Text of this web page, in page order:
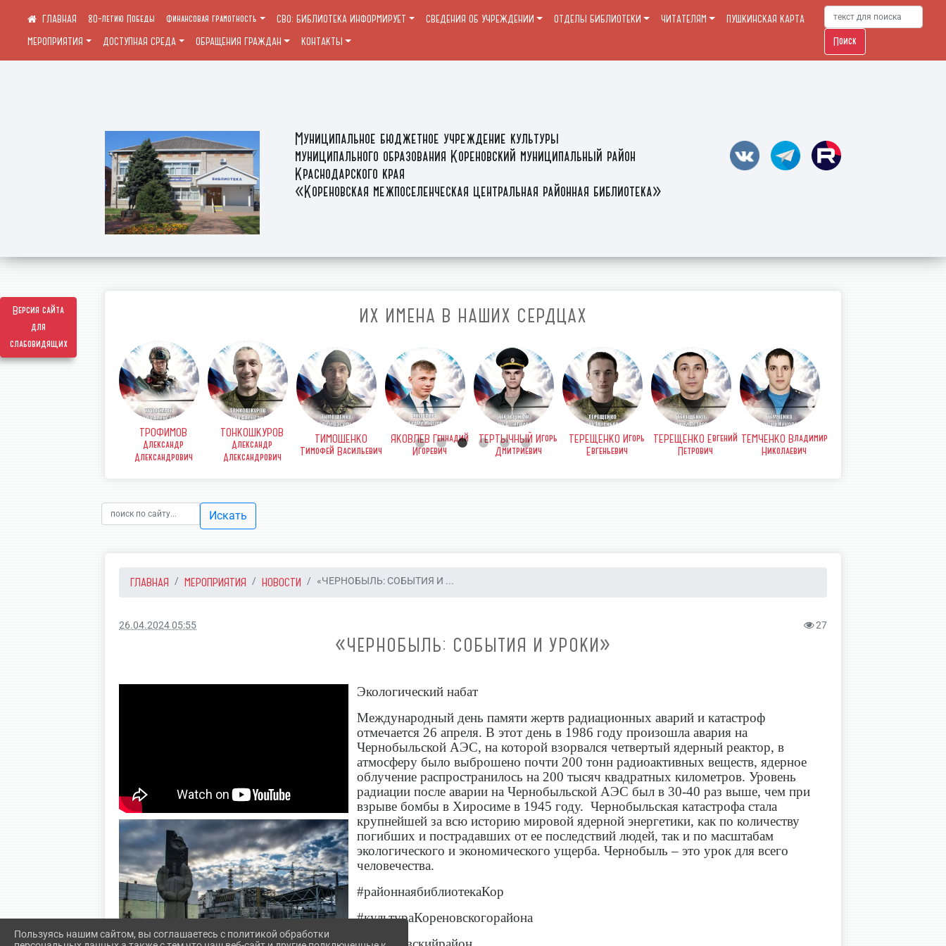
Версия сайта
для
слабовидящих
Муниципальное бюджетное учреждение культуры
муниципального образования Кореновский муниципальный район
Краснодарского края
«Кореновская межпоселенческая центральная районная библиотека»
80-летию Победы Финансовая грамотность СВО: БИБЛИОТЕКА ИНФОРМИРУЕТ СВЕДЕНИЯ ОБ УЧРЕЖДЕНИИ ОТДЕЛЫ БИБЛИОТЕКИ ЧИТАТЕЛЯМ
ПУШКИНСКАЯ КАРТА
МЕРОПРИЯТИЯ
ДОСТУПНАЯ СРЕДА ОБРАЩЕНИЯ ГРАЖДАН КОНТАКТЫ Поиск
ИХ ИМЕНА В НАШИХ СЕРДЦАХ
ТРОФИМОВ
Александр
Александрович
ТОНКОШКУРОВ
Александр
Александрович
ТИМОШЕНКО
Тимофей Васильевич
ЯКОВЛЕВ Геннадий
Игоревич
ТЕРТЫЧНЫЙ Игорь
Дмитриевич
ТЕРЕЩЕНКО Игорь
Евгеньевич
ТЕРЕЩЕНКО Евгений
Петрович
ТЕМЧЕНКО Владимир
Николаевич
Искать
ГЛАВНАЯ МЕРОПРИЯТИЯ НОВОСТИ «ЧЕРНОБЫЛЬ: СОБЫТИЯ И ...
26.04.2024 05:55 27
«ЧЕРНОБЫЛЬ: СОБЫТИЯ И УРОКИ»
Экологический набат
Международный день памяти жертв радиационных аварий и катастроф
отмечается 26 апреля. В этот день в 1986 году произошла авария на
Чернобыльской АЭС, на которой взорвался четвертый ядерный реактор, в
атмосферу было выброшено почти 200 тонн радиоактивных веществ, ядерное
облучение распространилось на 200 тысяч квадратных километров. Уровень
радиации после аварии на Чернобыльской АЭС был в 30-40 раз выше, чем при
взрыве бомбы в Хиросиме в 1945 году. Чернобыльская катастрофа стала
крупнейшей за всю историю мировой ядерной энергетики, как по количеству
погибших и пострадавших от ее последствий людей, так и по масштабам
экологического и экономического ущерба. Чернобыль – это урок для всего
человечества.
#районнаябиблиотекаКор
#культураКореновскогорайона
Пользуясь нашим сайтом, вы соглашаетесь с политикой обработки